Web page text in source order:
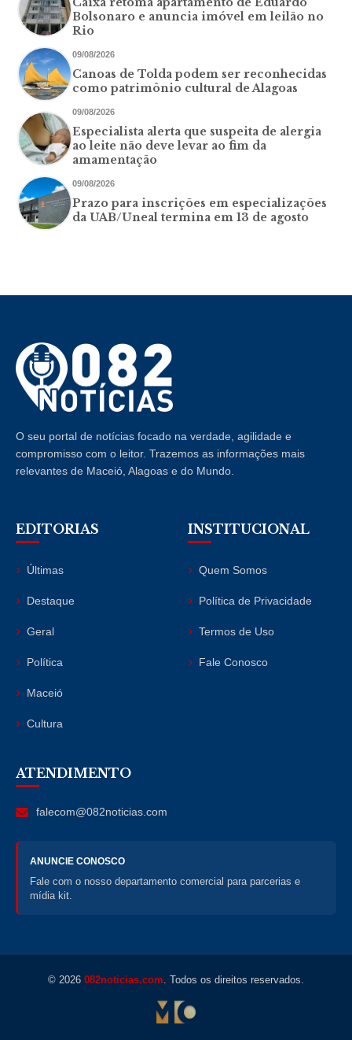
Bolsonaro e anuncia imóvel em leilão no
Rio
09/08/2026
Canoas de Tolda podem ser reconhecidas
como patrimônio cultural de Alagoas
09/08/2026
Especialista alerta que suspeita de alergia
ao leite não deve levar ao fim da
amamentação
09/08/2026
Prazo para inscrições em especializações
da UAB/Uneal termina em 13 de agosto
O seu portal de notícias focado na verdade, agilidade e
compromisso com o leitor. Trazemos as informações mais
relevantes de Maceió, Alagoas e do Mundo.
EDITORIAS
Últimas
Destaque
Geral
Política
Maceió
Cultura
INSTITUCIONAL
Quem Somos
Política de Privacidade
Termos de Uso
Fale Conosco
ATENDIMENTO
falecom@082noticias.com
ANUNCIE CONOSCO
Fale com o nosso departamento comercial para parcerias e
mídia kit.
© 2026 082noticias.com. Todos os direitos reservados.